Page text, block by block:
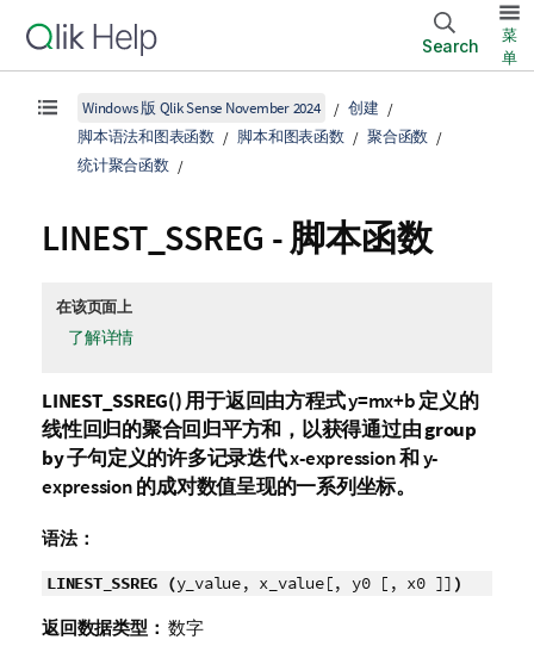
Search
菜
单
Windows 版 Qlik Sense November 2024
创建
脚本语法和图表函数
脚本和图表函数
聚合函数
统计聚合函数
LINEST_SSREG - 脚本函数
在该页面上
了解详情
LINEST_SSREG()用于返回由方程式y=mx+b定义的
线性回归的聚合回归平方和，以获得通过由group
by子句定义的许多记录迭代x-expression和y-
expression的成对数值呈现的一系列坐标。
语法：
LINEST_SSREG (y_value, x_value[, y0 [, x0 ]] )
返回数据类型： 数字